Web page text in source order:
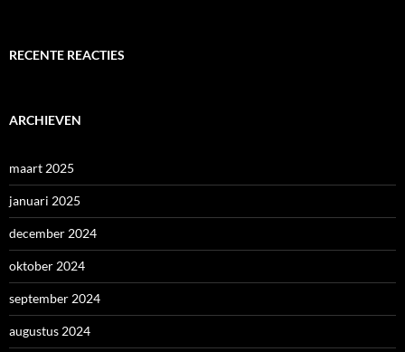
RECENTE REACTIES
ARCHIEVEN
maart 2025
januari 2025
december 2024
oktober 2024
september 2024
augustus 2024